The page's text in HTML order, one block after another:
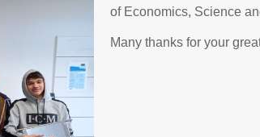
of Economics, Science
Many thanks for your